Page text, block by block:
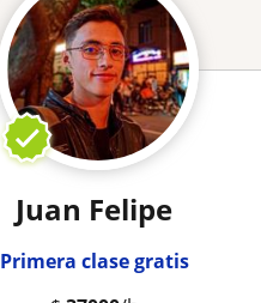
Juan Felipe
Primera clase gratis